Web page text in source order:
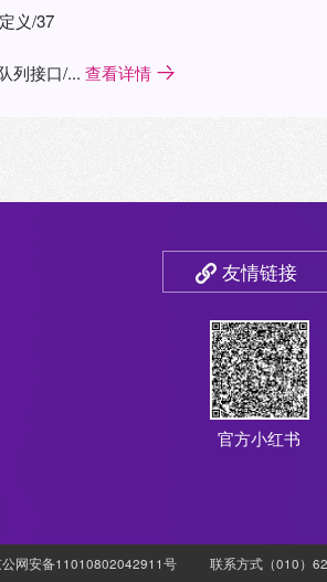
义/37
列接口/... 查看详情
友情链接
官方小红书
网安备11010802042911号 联系方式（010）